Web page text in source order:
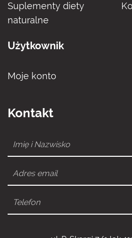
Suplementy diety
naturalne
Użytkownik
Moje konto
Kontakt